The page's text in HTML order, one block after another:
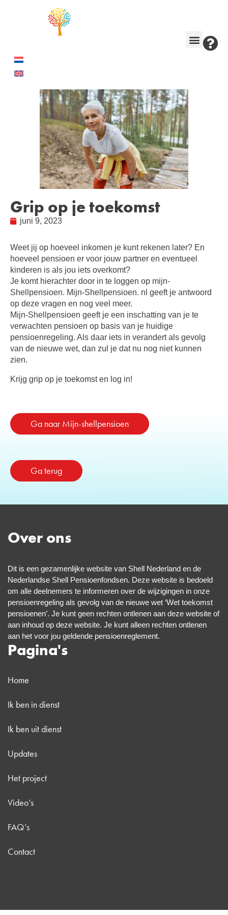
Grip op je toekomst
juni 9, 2023
Weet jij op hoeveel inkomen je kunt rekenen later? En
hoeveel pensioen er voor jouw partner en eventueel
kinderen is als jou iets overkomt?
Je komt hierachter door in te loggen op mijn-
Shellpensioen. Mijn-Shellpensioen. nl geeft je antwoord
op deze vragen en nog veel meer.
Mijn-Shellpensioen geeft je een inschatting van je te
verwachten pensioen op basis van je huidige
pensioenregeling. Als daar iets in verandert als gevolg
van de nieuwe wet, dan zul je dat nu nog niet kunnen
zien.
Krijg grip op je toekomst en log in!
Ga naar Mijn-shellpensioen
Ga terug
Over ons
Dit is een gezamenlijke website van Shell Nederland en de
Nederlandse Shell Pensioenfondsen. Deze website is bedoeld
om alle deelnemers te informeren over de wijzigingen in onze
pensioenregeling als gevolg van de nieuwe wet ‘Wet toekomst
pensioenen’. Je kunt geen rechten ontlenen aan deze website of
aan inhoud op deze website. Je kunt alleen rechten ontlenen
aan het voor jou geldende pensioenreglement.
Pagina's
Home
Ik ben in dienst
Ik ben uit dienst
Updates
Het project
Video’s
FAQ’s
Contact